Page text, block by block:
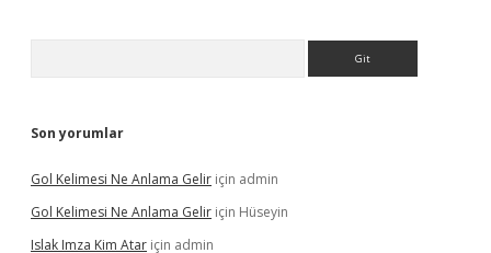
Son yorumlar
Gol Kelimesi Ne Anlama Gelir için admin
Gol Kelimesi Ne Anlama Gelir için Hüseyin
Islak Imza Kim Atar için admin